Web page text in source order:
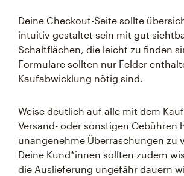
Deine Checkout-Seite sollte
intuitiv gestaltet sein mit gut
Schaltflächen, die leicht zu finden
Formulare sollten nur Felder
Kaufabwicklung nötig sind.
Weise deutlich auf alle mit dem
Versand- oder sonstigen Gebühren
unangenehme Überraschungen zu
Deine Kund*innen sollten zudem
die Auslieferung ungefähr dauern